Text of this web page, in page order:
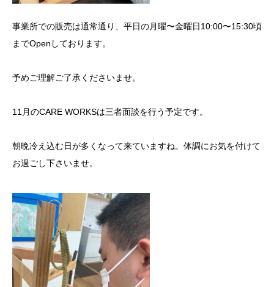
事業所での販売は通常通り、平日の月曜〜金曜日10:00〜15:30頃
までOpenしております。
予めご理解ご了承くださいませ。
11月のCARE WORKSは三者面談を行う予定です。
朝晩冷え込む日が多くなって来ていますね。体調にお気を付けて
お過ごし下さいませ。